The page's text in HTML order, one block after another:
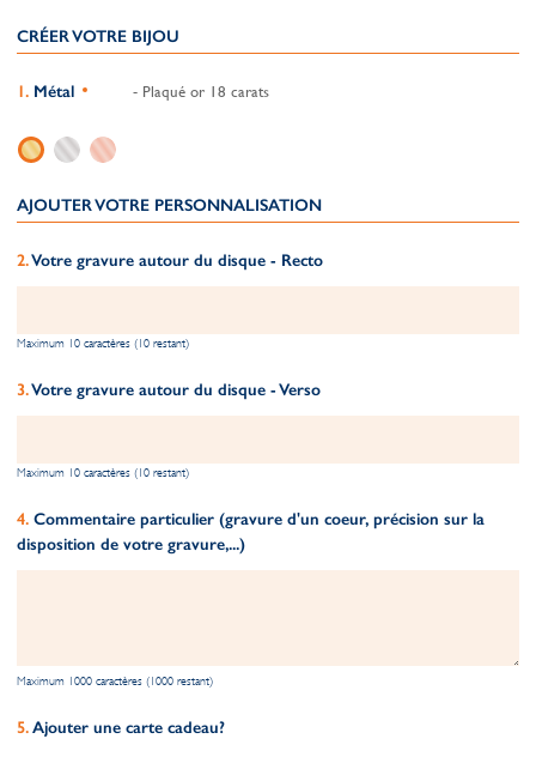
CRÉER VOTRE BIJOU
Métal - Plaqué or 18 carats
AJOUTER VOTRE PERSONNALISATION
Votre gravure autour du disque - Recto
Maximum 10 caractères (10 restant)
Votre gravure autour du disque - Verso
Maximum 10 caractères (10 restant)
Commentaire particulier (gravure d'un coeur, précision sur la
disposition de votre gravure,...)
Maximum 1000 caractères (1000 restant)
Ajouter une carte cadeau?